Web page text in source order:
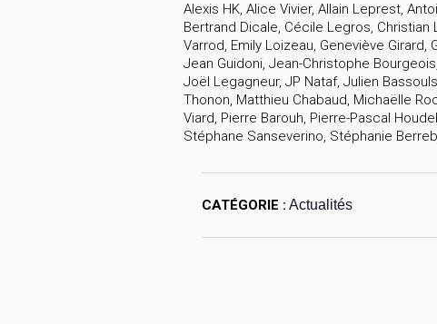
Alexis HK, Alice Vivier, Allain Leprest,
Bertrand Dicale, Cécile Legros, Christian
Varrod, Emily Loizeau, Geneviève
Jean Guidoni, Jean-Christophe
Joël Legagneur, JP Nataf, Julien
Thonon, Matthieu Chabaud, Michaëlle
Viard, Pierre Barouh, Pierre-Pascal
Stéphane Sanseverino, Stéphanie
CATÉGORIE : Actualités